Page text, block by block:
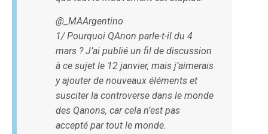
@_MAArgentino
1/ Pourquoi QAnon parle-t-il du 4
mars ? J’ai publié un fil de discussion
à ce sujet le 12 janvier, mais j’aimerais
y ajouter de nouveaux éléments et
susciter la controverse dans le monde
des Qanons, car cela n’est pas
accepté par tout le monde.